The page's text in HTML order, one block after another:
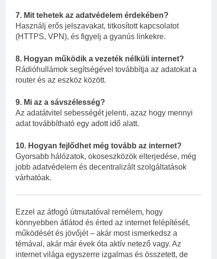
7. Mit tehetek az adatvédelem érdekében?
Használj erős jelszavakat, titkosított kapcsolatot
(HTTPS, VPN), és figyelj a gyanús linkekre.
8. Hogyan működik a vezeték nélküli internet?
Rádióhullámok segítségével továbbítja az adatokat a
router és az eszköz között.
9. Mi az a sávszélesség?
Az adatátvitel sebességét jelenti, azaz hogy mennyi
adat továbbítható egy adott idő alatt.
10. Hogyan fejlődhet még tovább az internet?
Gyorsabb hálózatok, okoseszközök elterjedése, még
jobb adatvédelem és decentralizált szolgáltatások
várhatóak.
Ezzel az átfogó útmutatóval remélem, hogy
könnyebben átlátod és érted az internet felépítését,
működését és jövőjét – akár most ismerkedsz a
témával, akár már évek óta aktív netező vagy. Az
internet világa egyszerre izgalmas és összetett, de